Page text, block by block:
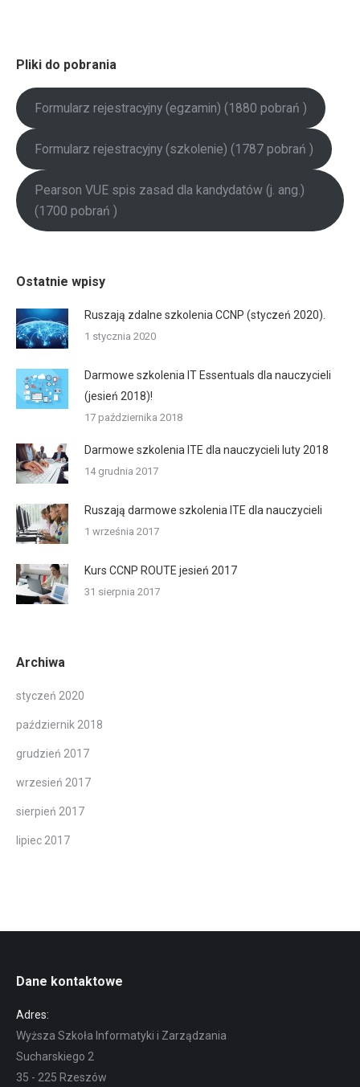
Pliki do pobrania
Formularz rejestracyjny (egzamin) (1880 pobrań )
Formularz rejestracyjny (szkolenie) (1787 pobrań )
Pearson VUE spis zasad dla kandydatów (j. ang.)
(1700 pobrań )
Ostatnie wpisy
Ruszają zdalne szkolenia CCNP (styczeń 2020).
1 stycznia 2020
Darmowe szkolenia IT Essentuals dla nauczycieli
(jesień 2018)!
17 października 2018
Darmowe szkolenia ITE dla nauczycieli luty 2018
14 grudnia 2017
Ruszają darmowe szkolenia ITE dla nauczycieli
1 września 2017
Kurs CCNP ROUTE jesień 2017
31 sierpnia 2017
Archiwa
styczeń 2020
październik 2018
grudzień 2017
wrzesień 2017
sierpień 2017
lipiec 2017
Dane kontaktowe
Adres:
Wyższa Szkoła Informatyki i Zarządzania
Sucharskiego 2
35 - 225 Rzeszów